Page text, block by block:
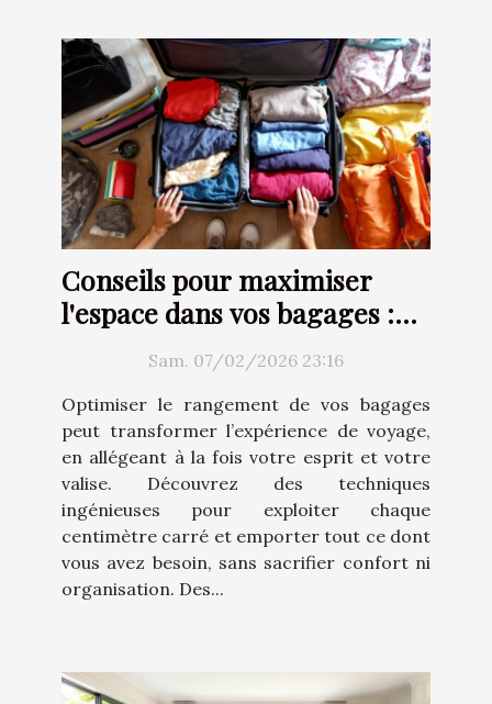
Conseils pour maximiser
l'espace dans vos bagages :
Techniques et astuces
Sam. 07/02/2026 23:16
Optimiser le rangement de vos bagages
peut transformer l’expérience de voyage,
en allégeant à la fois votre esprit et votre
valise. Découvrez des techniques
ingénieuses pour exploiter chaque
centimètre carré et emporter tout ce dont
vous avez besoin, sans sacrifier confort ni
organisation. Des...